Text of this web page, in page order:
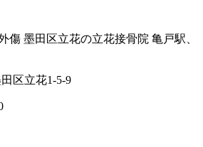
傷 墨田区立花の立花接骨院 亀戸駅、
区立花1-5-9